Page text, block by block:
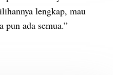
lengkap, mau
pun ada semua.”